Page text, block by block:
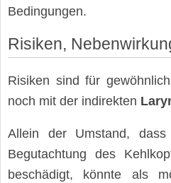
Bedingungen.
Risiken,
Risiken sind für
noch mit der indirekten
Allein der Umstand,
Begutachtung des
beschädigt, könnte als